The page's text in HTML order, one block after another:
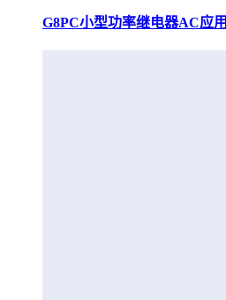
G8PC小型功率继电器AC应用